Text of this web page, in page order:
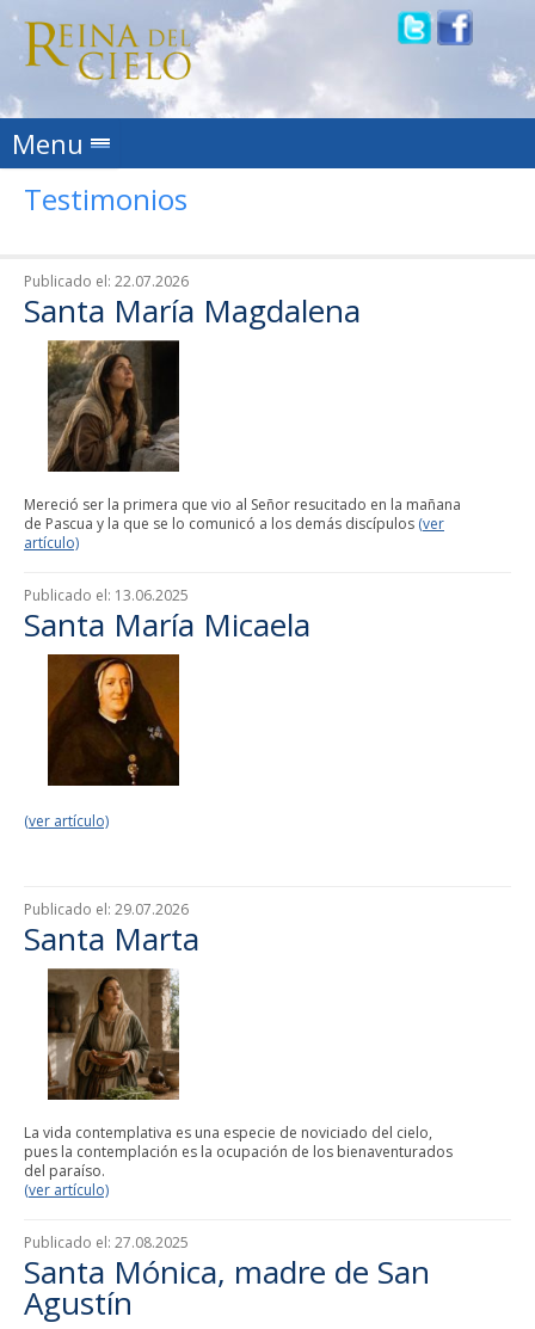
Menu Skip to content
Testimonios
Publicado el: 22.07.2026
Santa María Magdalena
Mereció ser la primera que vio al Señor resucitado en la mañana
de Pascua y la que se lo comunicó a los demás discípulos (ver
artículo)
Publicado el: 13.06.2025
Santa María Micaela
(ver artículo)
Publicado el: 29.07.2026
Santa Marta
La vida contemplativa es una especie de noviciado del cielo,
pues la contemplación es la ocupación de los bienaventurados
del paraíso.
(ver artículo)
Publicado el: 27.08.2025
Santa Mónica, madre de San
Agustín